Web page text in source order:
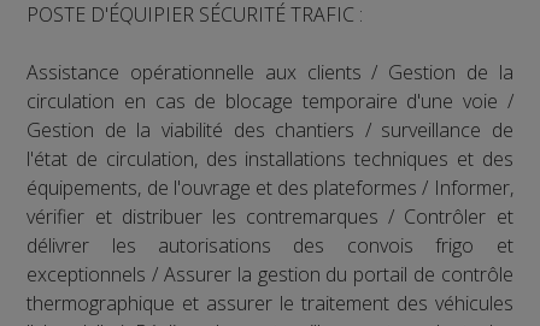
POSTE D'ÉQUIPIER SÉCURITÉ TRAFIC :
Assistance opérationnelle aux clients / Gestion de la
circulation en cas de blocage temporaire d'une voie /
Gestion de la viabilité des chantiers / surveillance de
l'état de circulation, des installations techniques et des
équipements, de l'ouvrage et des plateformes / Informer,
vérifier et distribuer les contremarques / Contrôler et
délivrer les autorisations des convois frigo et
exceptionnels / Assurer la gestion du portail de contrôle
thermographique et assurer le traitement des véhicules